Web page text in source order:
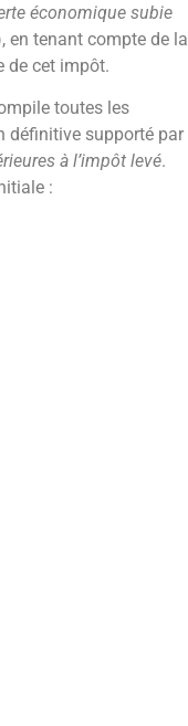
économique subie
en tenant compte de la
de cet impôt.
toutes les
définitive supporté par
à l’impôt levé.
: